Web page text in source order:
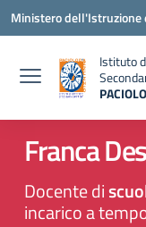
Vai ai contenuti
Vai al menu di navigazione
Vai al footer
Ministero dell'Istruzione
Istituto
Franca
Docente di
incarico a